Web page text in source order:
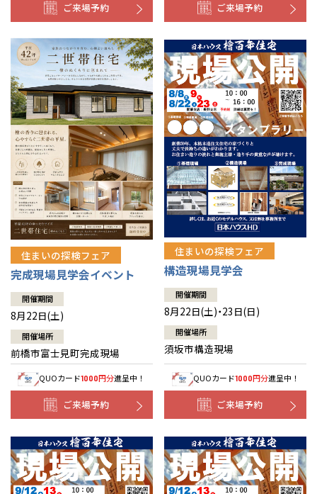
ご来場予約 ご来場予約
住まいの探検フェア
完成現場見学会イベント
開催期間
8月22日(土)
開催場所
前橋市富士見町完成現場
QUOカード1000円分進呈中！
ご来場予約
住まいの探検フェア
構造現場見学会
開催期間
8月22日(土)・23日(日)
開催場所
須坂市構造現場
QUOカード1000円分進呈中！
ご来場予約